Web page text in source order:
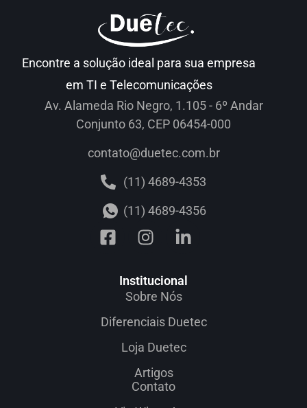
Encontre a solução ideal para sua empresa
em TI e Telecomunicações
Av. Alameda Rio Negro, 1.105 - 6º Andar
Conjunto 63, CEP 06454-000
contato@duetec.com.br
(11) 4689-4353
(11) 4689-4356
Institucional
Sobre Nós
Diferenciais Duetec
Loja Duetec
Artigos
Contato